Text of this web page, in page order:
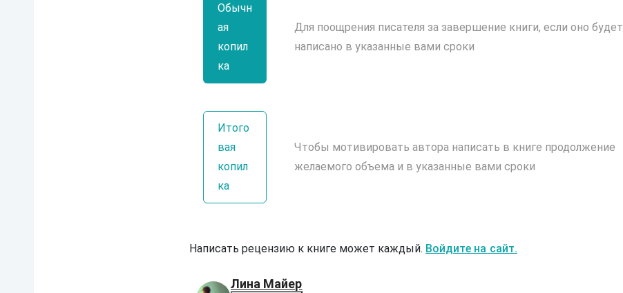
Обычн
ая
копил
ка
Для поощрения писателя за завершение книги, если оно будет
написано в указанные вами сроки
Итого
вая
копил
ка
Чтобы мотивировать автора написать в книге продолжение
желаемого объема и в указанные вами сроки
Написать рецензию к книге может каждый. Войдите на сайт.
Лина Майер